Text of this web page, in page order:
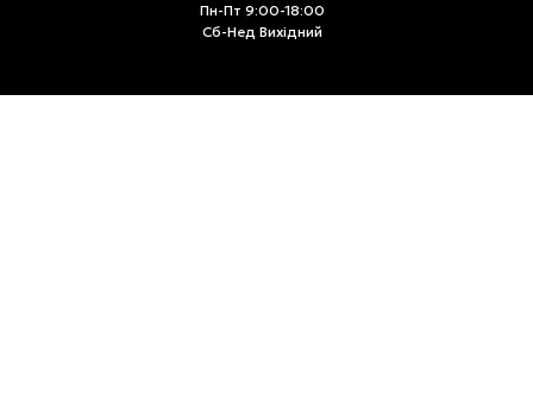
Пн-Пт 9:00-18:00
Сб-Нед Вихідний
@kel.in.ua